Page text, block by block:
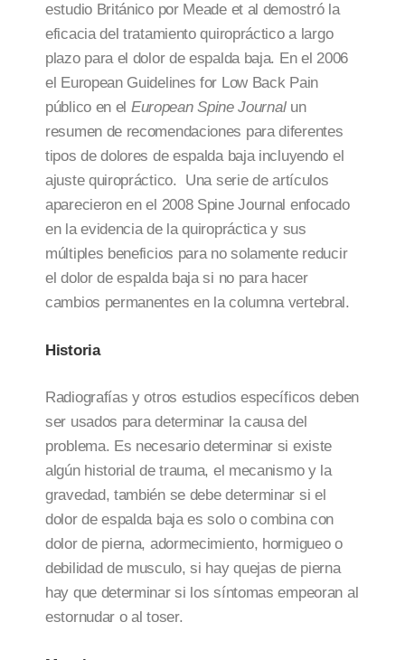
estudio Británico por Meade et al demostró la
eficacia del tratamiento quiropráctico a largo
plazo para el dolor de espalda baja. En el 2006
el European Guidelines for Low Back Pain
público en el European Spine Journal un
resumen de recomendaciones para diferentes
tipos de dolores de espalda baja incluyendo el
ajuste quiropráctico. Una serie de artículos
aparecieron en el 2008 Spine Journal enfocado
en la evidencia de la quiropráctica y sus
múltiples beneficios para no solamente reducir
el dolor de espalda baja si no para hacer
cambios permanentes en la columna vertebral.
Historia
Radiografías y otros estudios específicos deben
ser usados para determinar la causa del
problema. Es necesario determinar si existe
algún historial de trauma, el mecanismo y la
gravedad, también se debe determinar si el
dolor de espalda baja es solo o combina con
dolor de pierna, adormecimiento, hormigueo o
debilidad de musculo, si hay quejas de pierna
hay que determinar si los síntomas empeoran al
estornudar o al toser.